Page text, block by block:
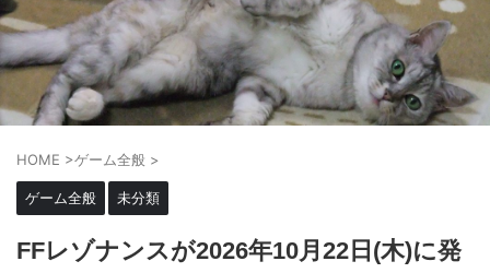
HOME >ゲーム全般 >
ゲーム全般 未分類
FFレゾナンスが2026年10月22日(木)に発